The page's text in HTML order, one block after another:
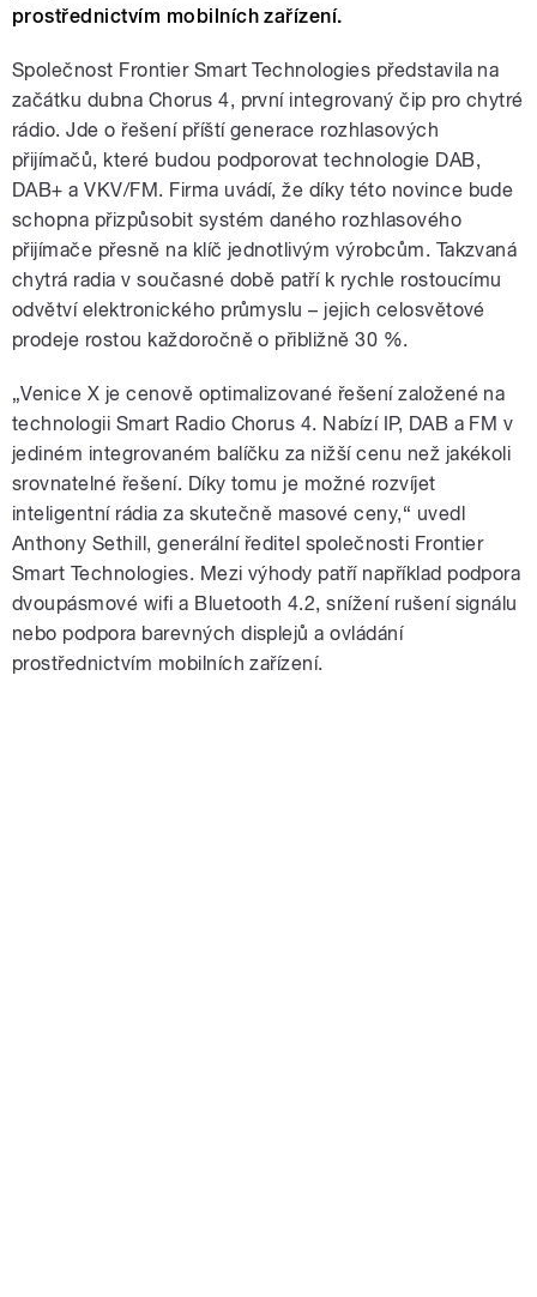
prostřednictvím mobilních zařízení.
Společnost Frontier Smart Technologies představila na
začátku dubna Chorus 4, první integrovaný čip pro chytré
rádio. Jde o řešení příští generace rozhlasových
přijímačů, které budou podporovat technologie DAB,
DAB+ a VKV/FM. Firma uvádí, že díky této novince bude
schopna přizpůsobit systém daného rozhlasového
přijímače přesně na klíč jednotlivým výrobcům. Takzvaná
chytrá radia v současné době patří k rychle rostoucímu
odvětví elektronického průmyslu – jejich celosvětové
prodeje rostou každoročně o přibližně 30 %.
„Venice X je cenově optimalizované řešení založené na
technologii Smart Radio Chorus 4. Nabízí IP, DAB a FM v
jediném integrovaném balíčku za nižší cenu než jakékoli
srovnatelné řešení. Díky tomu je možné rozvíjet
inteligentní rádia za skutečně masové ceny,“ uvedl
Anthony Sethill, generální ředitel společnosti Frontier
Smart Technologies. Mezi výhody patří například podpora
dvoupásmové wifi a Bluetooth 4.2, snížení rušení signálu
nebo podpora barevných displejů a ovládání
prostřednictvím mobilních zařízení.